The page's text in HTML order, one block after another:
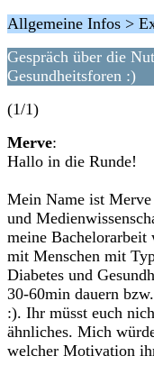
Allgemeine Infos >
Gespräch über die
Gesundheitsforen :)
(1/1)
Merve:
Hallo in die Runde!
Mein Name ist
und
meine
mit Menschen mit
Diabetes und
30-60min dauern
:). Ihr müsst euch
ähnliches. Mich
welcher Motivation